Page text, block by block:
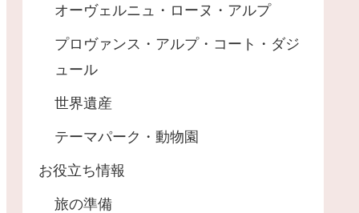
オーヴェルニュ・ローヌ・アルプ
プロヴァンス・アルプ・コート・ダジ
ュール
世界遺産
テーマパーク・動物園
お役立ち情報
旅の準備